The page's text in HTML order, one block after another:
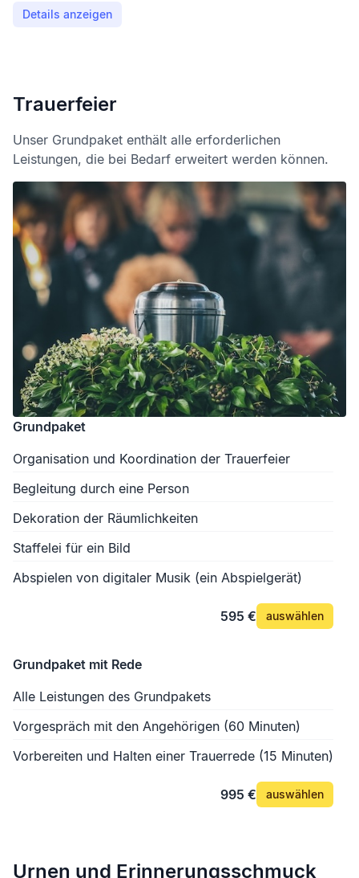
Details anzeigen
Trauerfeier
Unser Grundpaket enthält alle erforderlichen
Leistungen, die bei Bedarf erweitert werden können.
Grundpaket
Organisation und Koordination der Trauerfeier
Begleitung durch eine Person
Dekoration der Räumlichkeiten
Staffelei für ein Bild
Abspielen von digitaler Musik (ein Abspielgerät)
595 € auswählen
Grundpaket mit Rede
Alle Leistungen des Grundpakets
Vorgespräch mit den Angehörigen (60 Minuten)
Vorbereiten und Halten einer Trauerrede (15 Minuten)
995 € auswählen
Urnen und Erinnerungsschmuck